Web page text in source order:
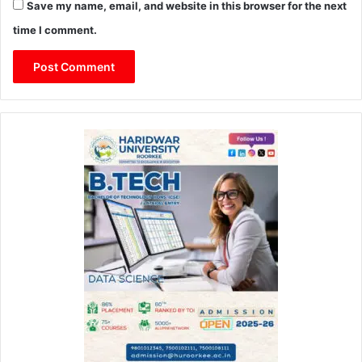
Save my name, email, and website in this browser for the next
time I comment.